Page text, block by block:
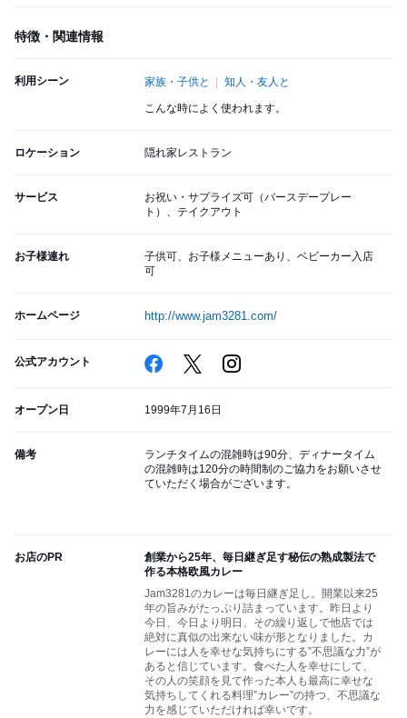
特徴・関連情報
利用シーン 家族・子供と 知人・友人と
こんな時によく使われます。
ロケーション 隠れ家レストラン
サービス
お祝い・サプライズ可（バースデープレー
ト）、テイクアウト
お子様連れ
子供可、お子様メニューあり、ベビーカー入店
可
ホームページ http://www.jam3281.com/
公式アカウント
オープン日 1999年7月16日
備考
ランチタイムの混雑時は90分、ディナータイム
の混雑時は120分の時間制のご協力をお願いさせ
ていただく場合がございます。
お店のPR
創業から25年、毎日継ぎ足す秘伝の熟成製法で
作る本格欧風カレー
Jam3281のカレーは毎日継ぎ足し。開業以来25
年の旨みがたっぷり詰まっています。昨日より
今日、今日より明日、その繰り返しで他店では
絶対に真似の出来ない味が形となりました。カ
レーには人を幸せな気持ちにする”不思議な力”が
あると信じています。食べた人を幸せにして、
その人の笑顔を見て作った本人も最高に幸せな
気持ちしてくれる料理”カレー”の持つ、不思議な
力を感じていただければ幸いです。